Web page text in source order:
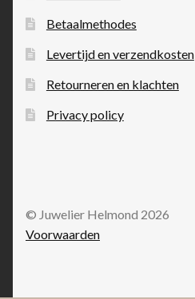
Betaalmethodes
Levertijd en verzendkosten
Retourneren en klachten
Privacy policy
© Juwelier Helmond 2026
Voorwaarden